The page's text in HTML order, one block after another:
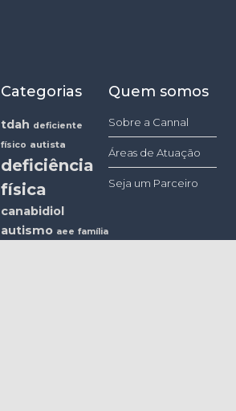
Categorias
tdah deficiente
físico autista
deficiência
física
canabidiol
autismo aee família
Quem somos
Sobre a Cannal
Áreas de Atuação
Seja um Parceiro